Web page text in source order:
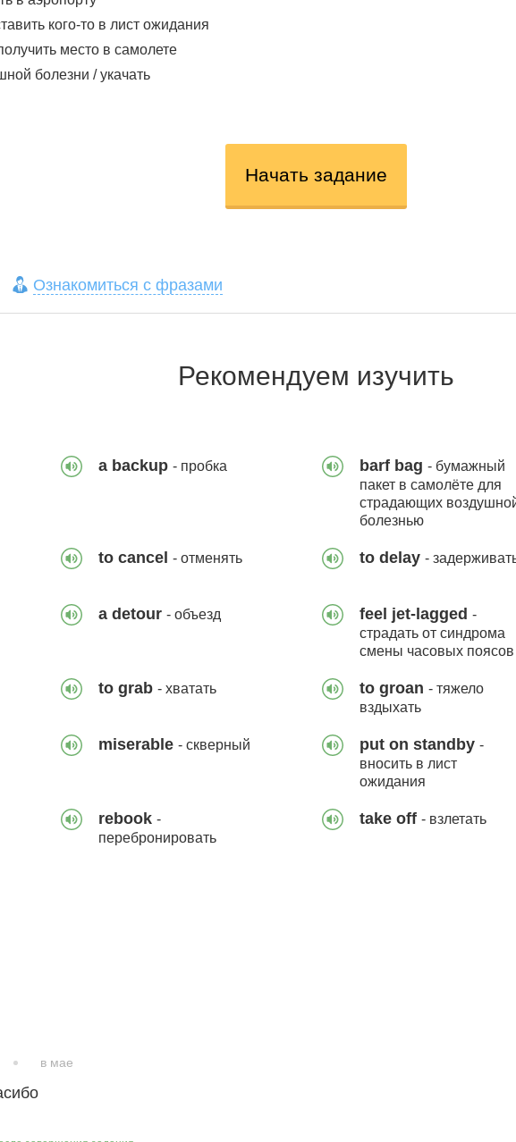
кого-то в лист ожидания
место в самолете
болезни / укачать
Начать задание
Ознакомиться с фразами
Рекомендуем изучить
a backup - пробка barf bag - бумажный
пакет в самолёте для
страдающих
болезнью
to cancel - отменять to delay -
a detour - объезд feel jet-lagged -
страдать от синдрома
смены часовых поясов
to grab - хватать to groan - тяжело
вздыхать
miserable - скверный put on standby -
вносить в лист
ожидания
rebook -
перебронировать
take off - взлетать
в мае